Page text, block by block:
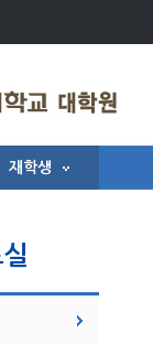
재학생